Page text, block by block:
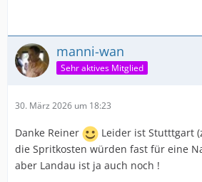
manni-wan
Sehr aktives Mitglied
30. März 2026 um 18:23
Danke Reiner
Leider ist Stutttgart
die Spritkosten würden fast für eine
aber Landau ist ja auch noch !